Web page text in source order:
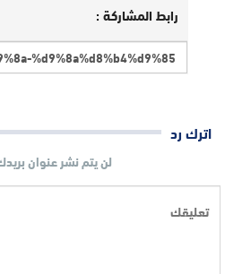
رابط المشاركة :
اترك رد
لن يتم نشر عنوان